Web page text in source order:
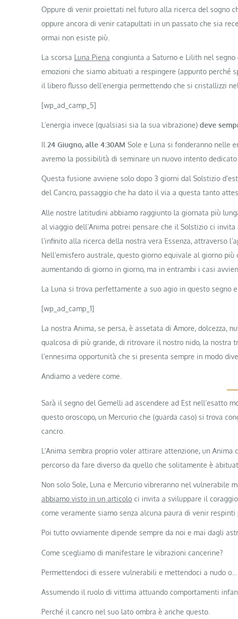
Oppure di venir proiettati nel futuro alla ricerca del sogno
oppure ancora di venir catapultati in un passato che sia
ormai non esiste più.
La scorsa Luna Piena congiunta a Saturno e Lilith nel
emozioni che siamo abituati a respingere (appunto perché
il libero flusso dell’energia permettendo che si cristallizzi
[wp_ad_camp_5]
L’energia invece (qualsiasi sia la sua vibrazione) deve
Il 24 Giugno, alle 4:30AM Sole e Luna si fonderanno nelle
avremo la possibilità di seminare un nuovo intento dedicato
Questa fusione avviene solo dopo 3 giorni dal Solstizio
del Cancro, passaggio che ha dato il via a questa tanto
Alle nostre latitudini abbiamo raggiunto la giornata più
al viaggio dell’Anima potrei pensare che il Solstizio ci
l’infinito alla ricerca della nostra vera Essenza, attraverso
Nell’emisfero australe, questo giorno equivale al giorno
aumentando di giorno in giorno, ma in entrambi i casi
La Luna si trova perfettamente a suo agio in questo segno
[wp_ad_camp_1]
La nostra Anima, se persa, è assetata di Amore, dolcezza,
qualcosa di più grande, di ritrovare il nostro nido, la nostra
l’ennesima opportunità che si presenta sempre in modo
Andiamo a vedere come.
Sarà il segno del Gemelli ad ascendere ad Est nell’esatto
questo oroscopo, un Mercurio che (guarda caso) si trova
cancro.
L’Anima sembra proprio voler attirare attenzione, un
percorso da fare diverso da quello che solitamente è
Non solo Sole, Luna e Mercurio vibreranno nel vulnerabile
abbiamo visto in un articolo ci invita a sviluppare il
come veramente siamo senza alcuna paura di venir respinti
Poi tutto ovviamente dipende sempre da noi e mai dagli
Come scegliamo di manifestare le vibrazioni cancerine?
Permettendoci di essere vulnerabili e mettendoci a nudo o…
Assumendo il ruolo di vittima attuando comportamenti
Perché il cancro nel suo lato ombra è anche questo.